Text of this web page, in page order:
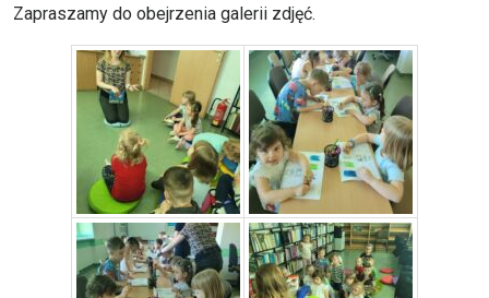
Zapraszamy do obejrzenia galerii zdjęć.